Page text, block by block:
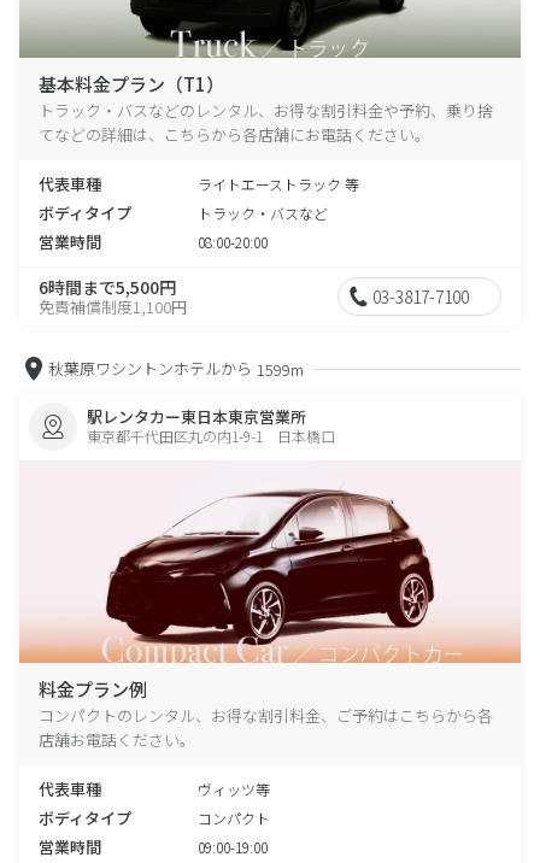
基本料金プラン（T1）
トラック・バスなどのレンタル、お得な割引料金や予約、乗り捨
てなどの詳細は、こちらから各店舗にお電話ください。
代表車種 ライトエーストラック 等
ボディタイプ トラック・バスなど
営業時間 08:00-20:00
6時間まで5,500円
免責補償制度1,100円 03-3817-7100
秋葉原ワシントンホテルから 1599m
駅レンタカー東日本東京営業所
東京都千代田区丸の内1-9-1 日本橋口
料金プラン例
コンパクトのレンタル、お得な割引料金、ご予約はこちらから各
店舗お電話ください。
代表車種 ヴィッツ等
ボディタイプ コンパクト
営業時間 09:00-19:00